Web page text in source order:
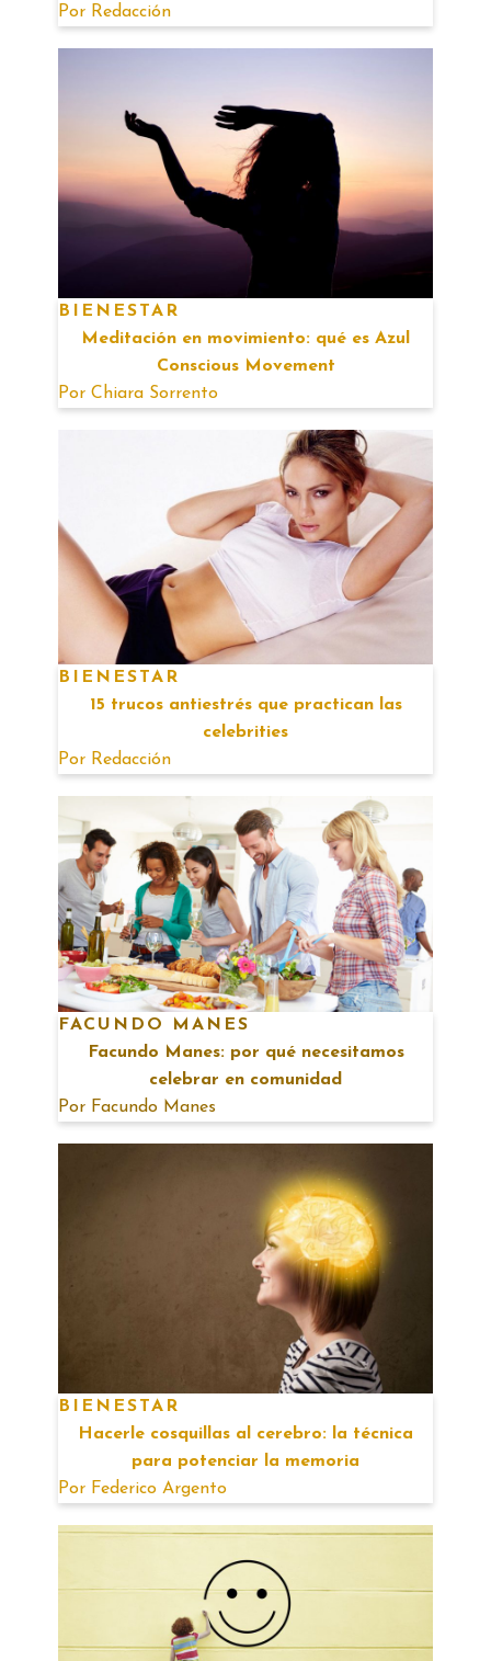
Por Redacción
BIENESTAR
Meditación en movimiento: qué es Azul
Conscious Movement
Por Chiara Sorrento
BIENESTAR
15 trucos antiestrés que practican las
celebrities
Por Redacción
FACUNDO MANES
Facundo Manes: por qué necesitamos
celebrar en comunidad
Por Facundo Manes
BIENESTAR
Hacerle cosquillas al cerebro: la técnica
para potenciar la memoria
Por Federico Argento